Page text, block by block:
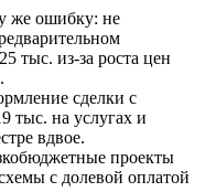
же ошибку: не
тыс. из-за роста цен
сделки с
тыс. на услугах и
вдвое.
проекты
с долевой оплатой